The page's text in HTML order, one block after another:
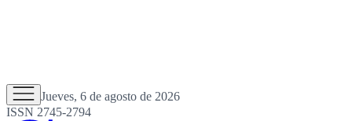
Jueves, 6 de agosto de 2026
ISSN 2745-2794